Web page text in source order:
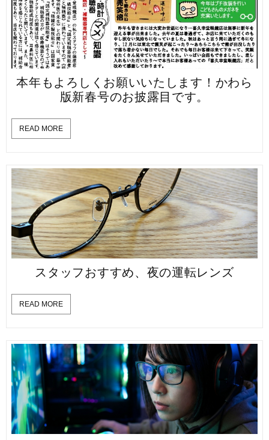
本年もよろしくお願いいたします！かわら
版新春号のお披露目です。
READ MORE
スタッフおすすめ、夜の運転レンズ
READ MORE